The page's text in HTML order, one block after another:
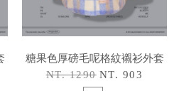
糖果色厚磅毛呢格紋襯衫外套
NT. 1290 NT. 903